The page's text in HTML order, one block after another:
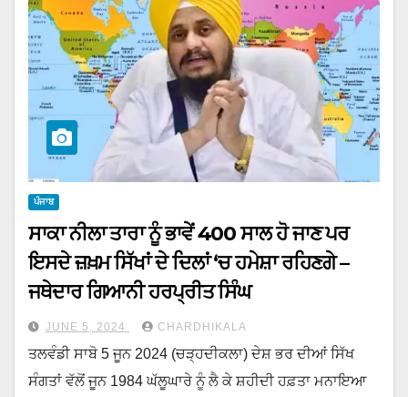
ਪੰਜਾਬ
ਸਾਕਾ ਨੀਲਾ ਤਾਰਾ ਨੂੰ ਭਾਵੇਂ 400 ਸਾਲ ਹੋ ਜਾਣ ਪਰ
ਇਸਦੇ ਜ਼ਖ਼ਮ ਸਿੱਖਾਂ ਦੇ ਦਿਲਾਂ ‘ਚ ਹਮੇਸ਼ਾ ਰਹਿਣਗੇ –
ਜਥੇਦਾਰ ਗਿਆਨੀ ਹਰਪ੍ਰੀਤ ਸਿੰਘ
JUNE 5, 2024 CHARDHIKALA
ਤਲਵੰਡੀ ਸਾਬੋ 5 ਜੂਨ 2024 (ਚੜ੍ਹਦੀਕਲਾ) ਦੇਸ਼ ਭਰ ਦੀਆਂ ਸਿੱਖ
ਸੰਗਤਾਂ ਵੱਲੋਂ ਜੂਨ 1984 ਘੱਲੂਘਾਰੇ ਨੂੰ ਲੈ ਕੇ ਸ਼ਹੀਦੀ ਹਫ਼ਤਾ ਮਨਾਇਆ